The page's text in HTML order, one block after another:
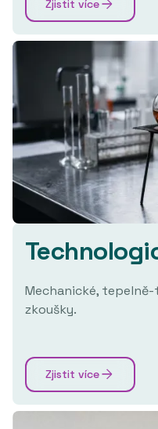
Zjistit více
Mechanické,
zkoušky.
Zjistit více